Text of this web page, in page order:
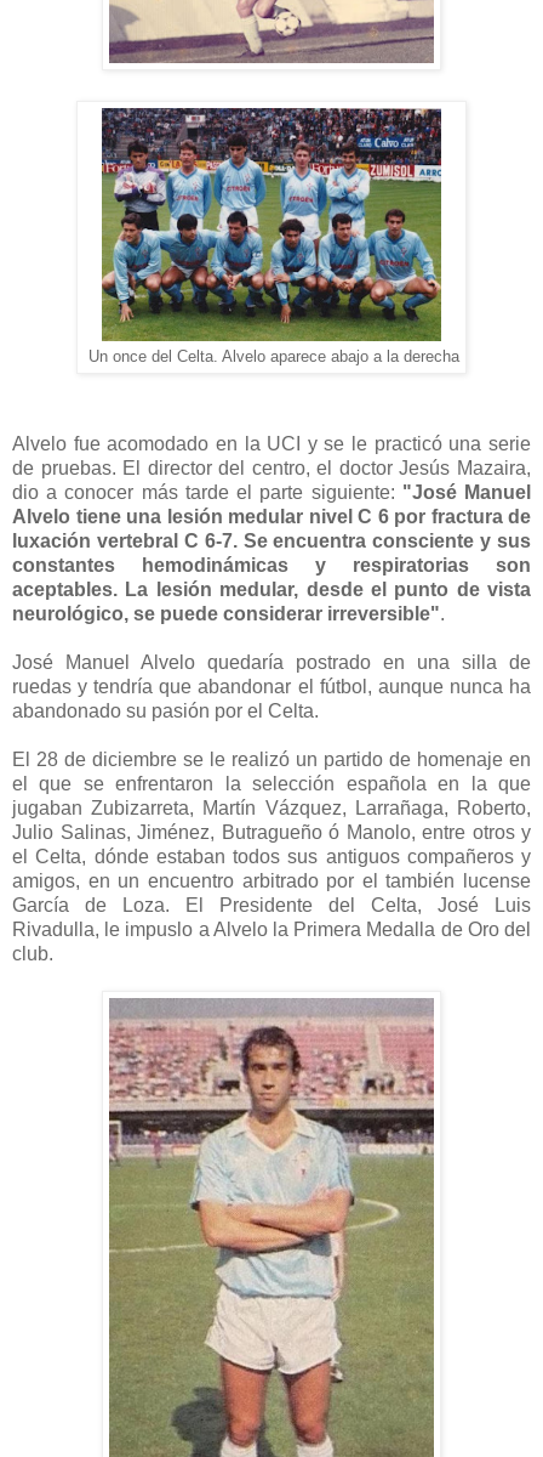
Un once del Celta. Alvelo aparece abajo a la derecha
Alvelo fue acomodado en la UCI y se le practicó una serie
de pruebas. El director del centro, el doctor Jesús Mazaira,
dio a conocer más tarde el parte siguiente: "José Manuel
Alvelo tiene una lesión medular nivel C 6 por fractura de
luxación vertebral C 6-7. Se encuentra consciente y sus
constantes hemodinámicas y respiratorias son
aceptables. La lesión medular, desde el punto de vista
neurológico, se puede considerar irreversible".
José Manuel Alvelo quedaría postrado en una silla de
ruedas y tendría que abandonar el fútbol, aunque nunca ha
abandonado su pasión por el Celta.
El 28 de diciembre se le realizó un partido de homenaje en
el que se enfrentaron la selección española en la que
jugaban Zubizarreta, Martín Vázquez, Larrañaga, Roberto,
Julio Salinas, Jiménez, Butragueño ó Manolo, entre otros y
el Celta, dónde estaban todos sus antiguos compañeros y
amigos, en un encuentro arbitrado por el también lucense
García de Loza. El Presidente del Celta, José Luis
Rivadulla, le impuslo a Alvelo la Primera Medalla de Oro del
club.